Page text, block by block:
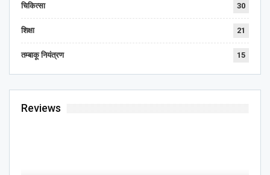
चिकित्सा 30
शिक्षा 21
तम्बाकू नियंत्रण 15
Reviews